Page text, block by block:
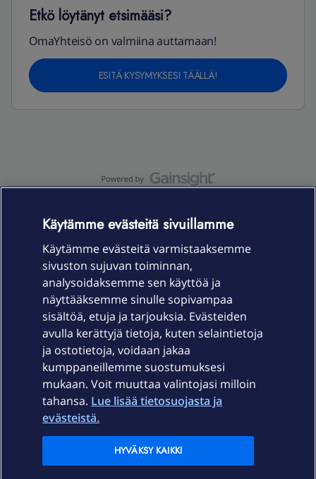
Etkö löytänyt etsimääsi?
OmaYhteisö on valmiina auttamaan!
ESITÄ KYSYMYKSESI TÄÄLLÄ!
Laitteet & liittymät
Palvelut
Ajankohtaista
Elisa Oyj
Käytämme evästeitä sivuillamme
Käytämme evästeitä varmistaaksemme
sivuston sujuvan toiminnan,
analysoidaksemme sen käyttöä ja
näyttääksemme sinulle sopivampaa
sisältöä, etuja ja tarjouksia. Evästeiden
avulla kerättyjä tietoja, kuten selaintietoja
ja ostotietoja, voidaan jakaa
kumppaneillemme suostumuksesi
mukaan. Voit muuttaa valintojasi milloin
tahansa. Lue lisää tietosuojasta ja
evästeistä.
HYVÄKSY KAIKKI